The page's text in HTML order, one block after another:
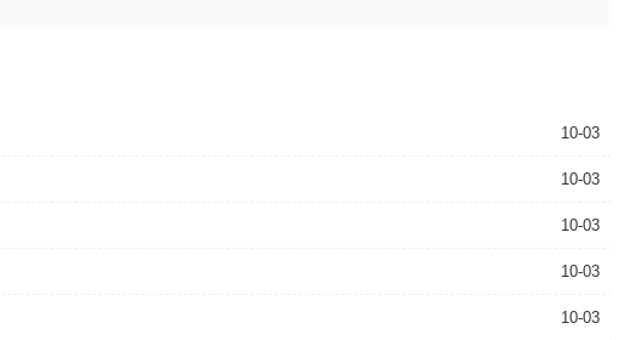
10-03
10-03
10-03
10-03
10-03